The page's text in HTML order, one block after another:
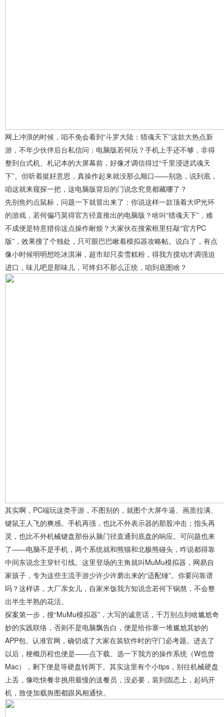
网上冲浪的时候，咱不免会看到“斗罗大陆：猎魂天下”这款大热点新
游，不年少伙伴后台私信问：电脑版若何玩？手机上手还不够，非得
整到台式机、札记本的大屏幕前，好像才调信得过“千里浸进武魂天
下”。但听着挺好意思，真操作起来就没那么顺口——别急，说到底，
咱这就来窥探一把，这电脑版背后的门说念究竟都藏哪了？
先别焦灼点鼠标，问题一下就冒出来了：你说这样一款顶着大IP光环
的游戏，若何偏巧莫得官方径直推出的电脑版？啥叫“猎魂天下”，难
不成便是特意猎你这点操作耐烦？大家伙在搜索框里狂敲“官方PC
版”，效果搜了个独处，只可眼巴巴瞅着模拟器攻略帖。说白了，有点
像小时候明明想吃冰淇淋，超市却只卖雪糕粉，得我方搅动才调强迫
进口，味儿吧是那味儿，可终归不那么正统，咱到底图啥？
其实啊，PC端玩这类手游，不图别的，就图个大屏牛逼、画质拉满、
键鼠王人飞的爽感。手机再强，也比不外表示器的那股冲击；指头再
灵，也比不外机械键盘那份从脑门径直通到底盘的响应。可问题也来
了——电脑不是手机，两个系统就和熊猫和北极熊碰头，咋说都得靠
中间东说念主穿针引线。这里登场的主角就叫MuMu模拟器，网易自
家孩子，专为这些主流手游少许少许磨出来的“适配锤”。你要问靠谱
吗？这样讲，大厂亲女儿，自家米饭我方知说念若何下锅熬，不会整
出半生半熟的花活。
探案第一步，搜“MuMu模拟器”，大写的诚意话，千万别点到啥尴尬奇
妙的实践联络，否则不是电脑飘告白，便是给你塞一堆尴尬其妙的
APP包。认准官网，确切成了大家在装软件时的守门必考题。进去了
以后，梗概历程也便是——点下载、选一下我方的操作系统（W也曾
Mac），剩下便是等硬盘转两下。其实这里有个小tips，别往机械硬盘
上丢，像吃快餐非挑用最慢的送餐员，没必要，装到固态上，起码开
机，致使加载舆图都跟风相通快。